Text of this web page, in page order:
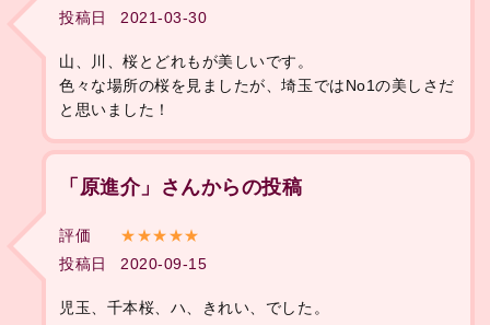
投稿日
2021-03-30
山、川、桜とどれもが美しいです。
色々な場所の桜を見ましたが、埼玉ではNo1の美しさだ
と思いました！
「原進介」さんからの投稿
評価
★★★★★
投稿日
2020-09-15
児玉、千本桜、ハ、きれい、でした。